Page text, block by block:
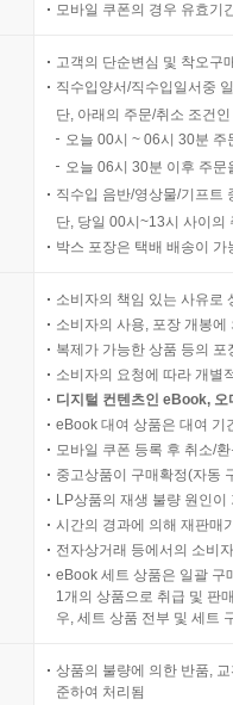
모바일 쿠폰의 경우 유효기
고객의 단순변심 및 착오구
직수입양서/직수입일서중
단, 아래의 주문/취소 조건
오늘 00시 ~ 06시 30분
오늘 06시 30분 이후 주
직수입 음반/영상물/기프트
단, 당일 00시~13시 사이의
박스 포장은 택배 배송이
소비자의 책임 있는 사유로
소비자의 사용, 포장 개봉
복제가 가능한 상품 등의
소비자의 요청에 따라 개별
디지털 컨텐츠인 eBook,
eBook 대여 상품은 대여 기
모바일 쿠폰 등록 후 취소/
중고상품이 구매확정(자동
LP상품의 재생 불량 원인
시간의 경과에 의해 재판매
전자상거래 등에서의 소비
eBook 세트 상품은 일괄 구
1개의 상품으로 취급 및 판
우, 세트 상품 전부 및 세트
상품의 불량에 의한 반품,
준하여 처리됨